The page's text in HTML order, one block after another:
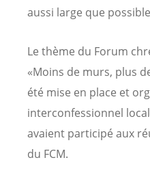
aussi large que
Le thème du Forum
«Moins de murs, plus
été mise en place et
interconfessionnel
avaient participé aux
du FCM.